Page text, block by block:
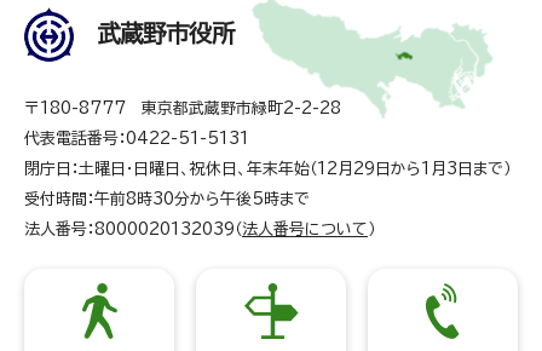
武蔵野市役所
〒180-8777 東京都武蔵野市緑町2-2-28
代表電話番号：0422-51-5131
閉庁日：土曜日・日曜日、祝休日、年末年始（12月29日から1月3日まで）
受付時間：午前8時30分から午後5時まで
法人番号：8000020132039（ 法人番号について ）